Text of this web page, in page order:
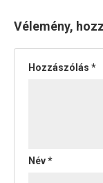
Vélemény,
Hozzászólás *
Név*